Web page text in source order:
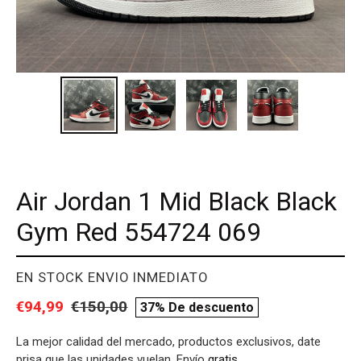
Air Jordan 1 Mid Black Black
Gym Red 554724 069
PROVEEDOR
EN STOCK ENVIO INMEDIATO
Precio
venta
€94,99 Precio
€150,00
compare
37% De descuento
La mejor calidad del mercado, productos exclusivos, date